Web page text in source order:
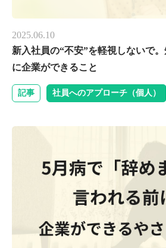
2025.06.10
新入社員の“不安”を軽視しないで
に企業ができること
記事 社員へのアプローチ（個人）